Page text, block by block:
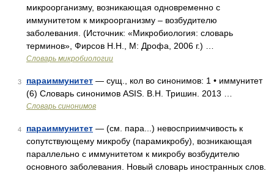
микроорганизму, возникающая одновременно с
иммунитетом к микроорганизму – возбудителю
заболевания. (Источник: «Микробиология: словарь
терминов», Фирсов Н.Н., М: Дрофа, 2006 г.) …
Словарь микробиологии
3 параиммунитет — сущ., кол во синонимов: 1 • иммунитет
(6) Словарь синонимов ASIS. В.Н. Тришин. 2013 …
Словарь синонимов
4 параиммунитет — (см. пара...) невосприимчивость к
сопутствующему микробу (парамикробу), возникающая
параллельно с иммунитетом к микробу возбудителю
основного заболевания. Новый словарь иностранных слов.